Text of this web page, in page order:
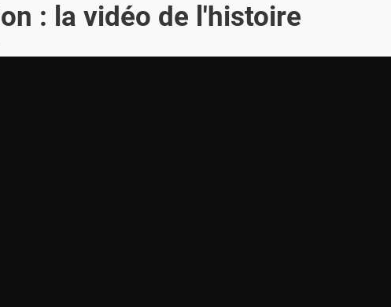
: la vidéo de l'histoire